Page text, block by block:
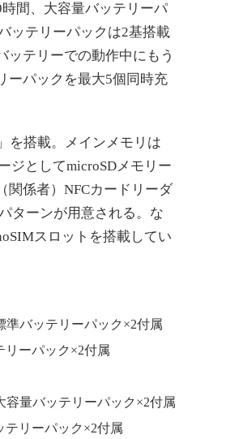
間、大容量バッテリーパ
ッテリーパックは2基搭載
ッテリーでの動作中にもう
ーパックを最大5個同時充
を搭載。メインメモリは
ジとしてmicroSDメモリー
関係者）NFCカードリーダ
ターンが用意される。な
スロットを搭載してい
準バッテリーパック×2付属
リーパック×2付属
量バッテリーパック×2付属
テリーパック×2付属